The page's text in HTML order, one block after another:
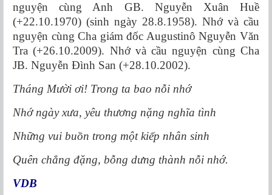
nguyện cùng Anh GB. Nguyễn Xuân Huề
(+22.10.1970) (sinh ngày 28.8.1958). Nhớ và cầu
nguyện cùng Cha giám đốc Augustinô Nguyễn Văn
Tra (+26.10.2009). Nhớ và cầu nguyện cùng Cha
JB. Nguyễn Đình San (+28.10.2002).
Tháng Mười ơi! Trong ta bao nỗi nhớ
Nhớ ngày xưa, yêu thương nặng nghĩa tình
Những vui buồn trong một kiếp nhân sinh
Quên chẳng đặng, bỗng dưng thành nỗi nhớ.
VDB